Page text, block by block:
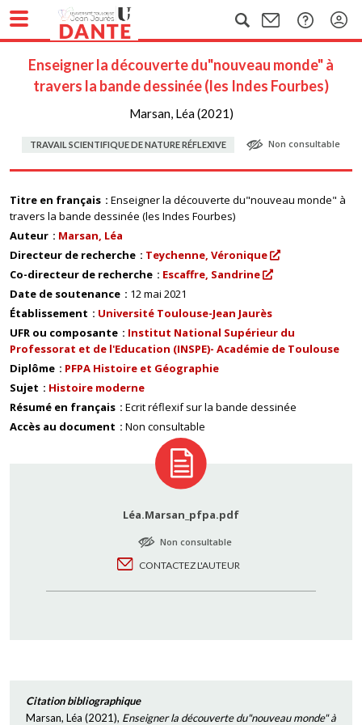
Enseigner la découverte du"nouveau monde" à
travers la bande dessinée (les Indes Fourbes)
Marsan, Léa (2021)
TRAVAIL SCIENTIFIQUE DE NATURE RÉFLEXIVE Non consultable
Titre en français
Enseigner la découverte du"nouveau monde" à
travers la bande dessinée (les Indes Fourbes)
Auteur
Marsan, Léa
Directeur de recherche
Teychenne, Véronique
Co-directeur de recherche
Escaffre, Sandrine
Date de soutenance
12 mai 2021
Établissement
Université Toulouse-Jean Jaurès
UFR ou composante
Institut National Supérieur du
Professorat et de l'Education (INSPE)- Académie de Toulouse
Diplôme
PFPA Histoire et Géographie
Sujet
Histoire moderne
Résumé en français
Ecrit réflexif sur la bande dessinée
Accès au document
Non consultable
Léa.Marsan_pfpa.pdf
Non consultable
CONTACTEZ L'AUTEUR
Citation bibliographique
Marsan, Léa (2021), Enseigner la découverte du"nouveau monde" à